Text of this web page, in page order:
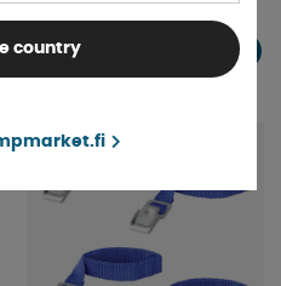
€ 38 .24
country